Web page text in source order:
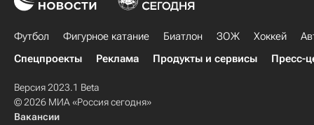
Футбол Фигурное катание Биатлон ЗОЖ Хоккей
Спецпроекты
Реклама Продукты и сервисы Пресс-
Версия 2023.1 Beta
© 2026 МИА «Россия сегодня»
Вакансии